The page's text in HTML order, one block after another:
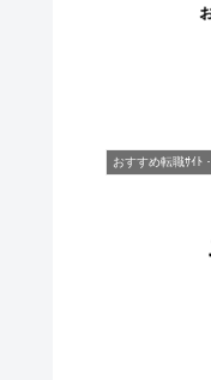
おすすめ転職ｻｲﾄ